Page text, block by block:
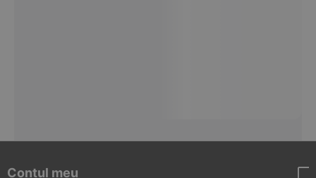
Contul meu